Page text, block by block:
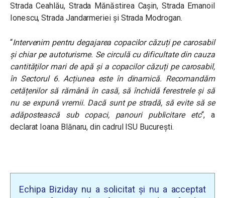
Strada Ceahlău, Strada Mănăstirea Cașin, Strada Emanoil
Ionescu, Strada Jandarmeriei și Strada Modrogan.
“Intervenim pentru degajarea copacilor căzuți pe carosabil
și chiar pe autoturisme. Se circulă cu dificultate din cauza
cantităților mari de apă și a copacilor căzuți pe carosabil,
în Sectorul 6. Acțiunea este în dinamică. Recomandăm
cetățenilor să rămână în casă, să închidă ferestrele și să
nu se expună vremii. Dacă sunt pe stradă, să evite să se
adăpostească sub copaci, panouri publicitare etc“, a
declarat Ioana Blănaru, din cadrul ISU București.
Echipa Biziday nu a solicitat și nu a acceptat